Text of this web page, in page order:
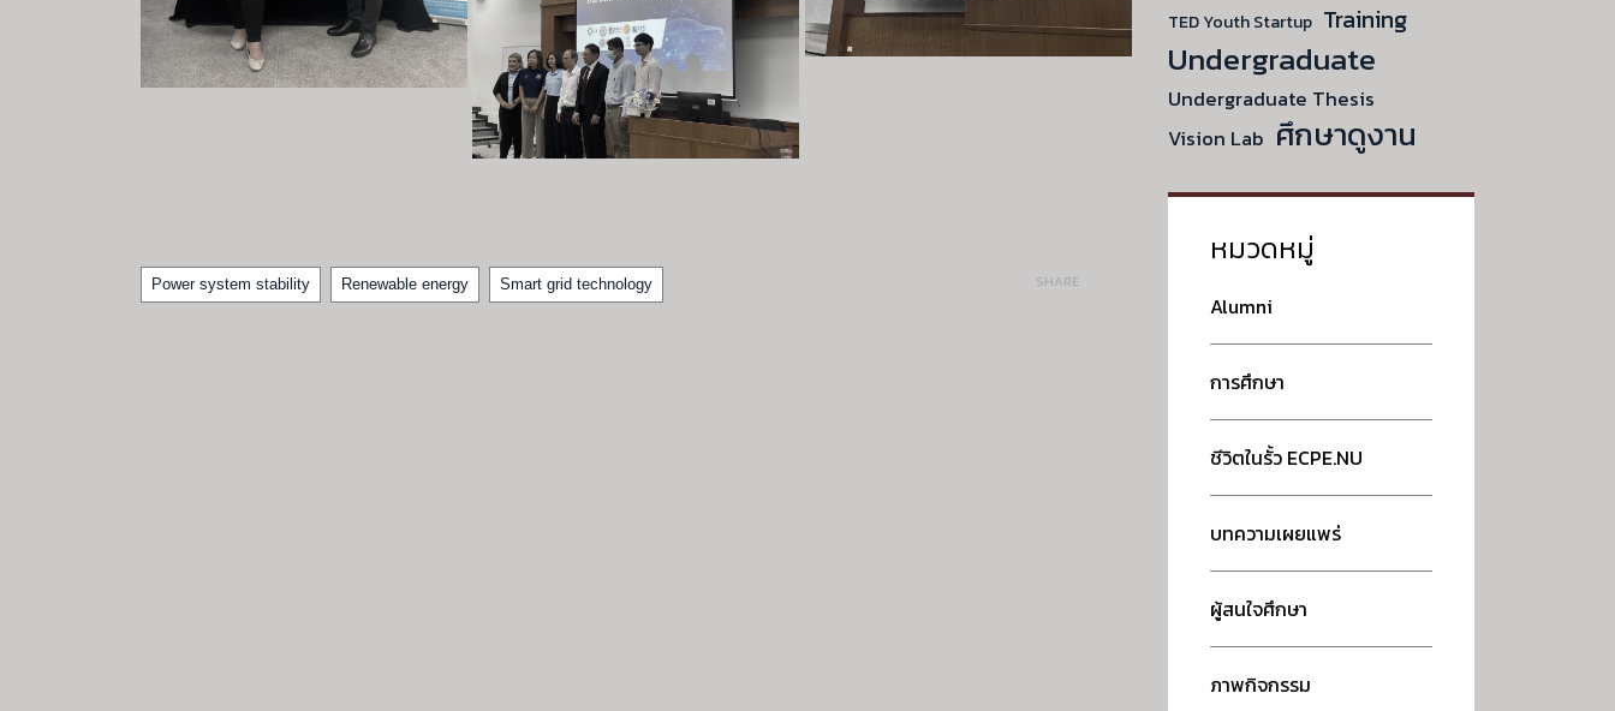
Tags
Power system stability Renewable energy Smart grid technology SHARE
TED Youth Startup Training
Undergraduate
Undergraduate Thesis
Vision Lab ศึกษาดูงาน
หมวดหมู่
Alumni
การศึกษา
ชีวิตในรั้ว ECPE.NU
บทความเผยแพร่
ผู้สนใจศึกษา
ภาพกิจกรรม